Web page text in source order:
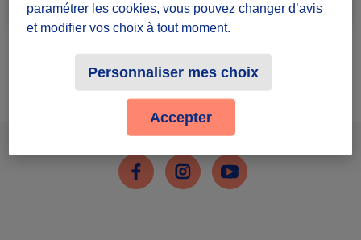
Fin de la liste des participants
FacebookInstagramYoutube
paramétrer les cookies, vous pouvez changer d’avis
et modifier vos choix à tout moment.
Personnaliser mes choix
Accepter